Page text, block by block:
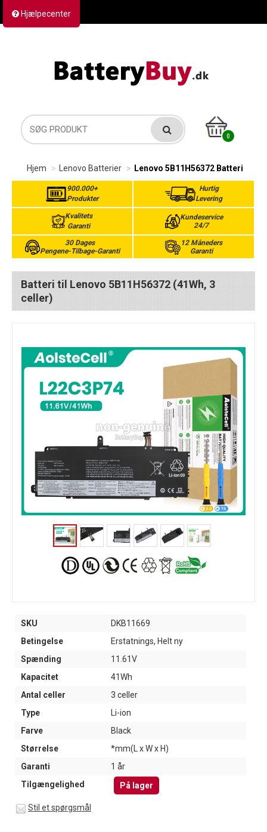
Hjælpecenter
0
Hjem Lenovo Batterier Lenovo 5B11H56372 Batteri
900.000+
Produkter
Hurtig
Levering
Kvalitets
Garanti
Kundeservice
24/7
30 Dages
Pengene-Tilbage-Garanti
12 Måneders
Garanti
Batteri til Lenovo 5B11H56372 (41Wh, 3
celler)
SKU
DKB11669
Betingelse
Erstatnings, Helt ny
Spænding
11.61V
Kapacitet
41Wh
Antal celler
3 celler
Type
Li-ion
Farve
Black
Størrelse
*mm(L x W x H)
Garanti
1 år
Tilgængelighed
På lager
Stil et spørgsmål